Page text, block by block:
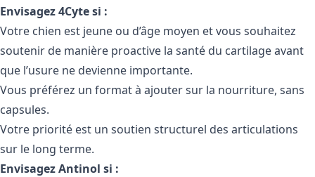
Envisagez 4Cyte si :
Votre chien est jeune ou d’âge moyen et vous souhaitez
soutenir de manière proactive la santé du cartilage avant
que l’usure ne devienne importante.
Vous préférez un format à ajouter sur la nourriture, sans
capsules.
Votre priorité est un soutien structurel des articulations
sur le long terme.
Envisagez Antinol si :